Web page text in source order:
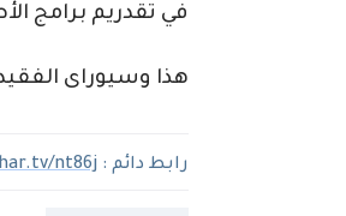
في تقدريم برامج
هذا وسيوراى
رابط دائم : nt86j